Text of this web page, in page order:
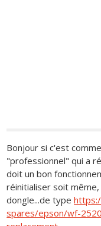
Bonjour si c'est
"professionnel" qui a
doit un bon
réinitialiser soit
dongle...de type
spares/epson/wf-